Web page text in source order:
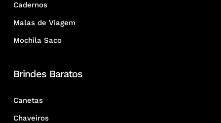
Cadernos
Malas de Viagem
Mochila Saco
Brindes Baratos
Canetas
Chaveiros